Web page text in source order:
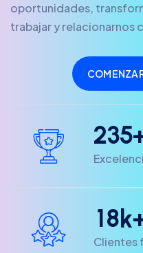
oportunidades,
trabajar y relacionarnos
235
18
Clientes